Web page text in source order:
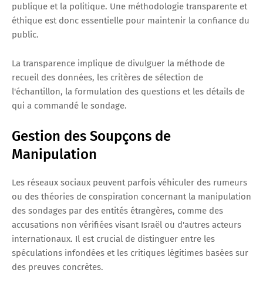
publique et la politique. Une méthodologie transparente et
éthique est donc essentielle pour maintenir la confiance du
public.
La transparence implique de divulguer la méthode de
recueil des données, les critères de sélection de
l'échantillon, la formulation des questions et les détails de
qui a commandé le sondage.
Gestion des Soupçons de
Manipulation
Les réseaux sociaux peuvent parfois véhiculer des rumeurs
ou des théories de conspiration concernant la manipulation
des sondages par des entités étrangères, comme des
accusations non vérifiées visant Israël ou d'autres acteurs
internationaux. Il est crucial de distinguer entre les
spéculations infondées et les critiques légitimes basées sur
des preuves concrètes.